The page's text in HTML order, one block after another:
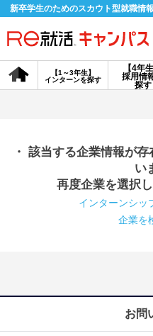
新卒学生のためのスカウト型就職情
【4年生
採用情
探す
【1～3年生】
インターンを探す
会員登録
探す
【
説
就活ノウハウ・サポート
・ 該当する企業情報が
い
再度企業を選択
インターンシッ
企業を
お問